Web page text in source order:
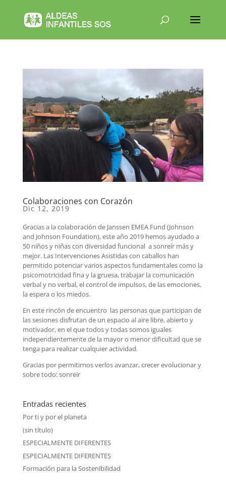
Colaboraciones con Corazón
Dic 12, 2019
Gracias a la colaboración de Janssen EMEA Fund (Johnson
and Johnson Foundation), este año 2019 hemos ayudado a
50 niños y niñas con diversidad funcional a sonreír más y
mejor. Las Intervenciones Asistidas con caballos han
permitido potenciar varios aspectos fundamentales como la
psicomotricidad fina y la gruesa, trabajar la comunicación
verbal y no verbal, el control de impulsos, de las emociones,
la espera o los miedos.
En este rincón de encuentro las personas que participan de
las sesiones disfrutan de un espacio al aire libre, abierto y
motivador, en el que todos y todas somos iguales
independientemente de la mayor o menor dificultad que se
tenga para realizar cualquier actividad.
Gracias por permitirnos verlos avanzar, crecer evolucionar y
sobre todo: sonreír
Entradas recientes
Por ti y por el planeta
(sin título)
ESPECIALMENTE DIFERENTES
ESPECIALMENTE DIFERENTES
Formación para la Sostenibilidad